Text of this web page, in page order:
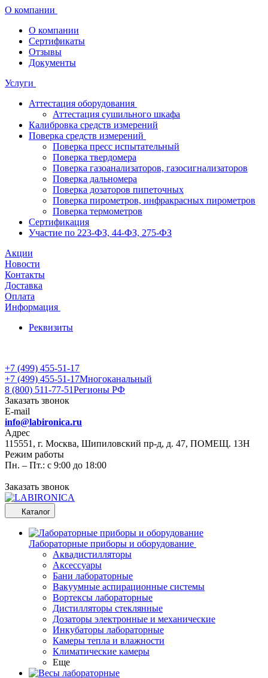
О компании
О компании
Сертификаты
Отзывы
Документы
Услуги
Аттестация оборудования
Аттестация сушильного шкафа
Калибровка средств измерений
Поверка средств измерений
Поверка пресс испытательный
Поверка твердомера
Поверка газоанализаторов, газосигнализаторов
Поверка дальномера
Поверка дозаторов пипеточных
Поверка пирометров, инфракрасных пирометров
Поверка термометров
Сертификация
Участие по 223-ФЗ, 44-ФЗ, 275-ФЗ
Акции
Новости
Контакты
Доставка
Оплата
Информация
Реквизиты
+7 (499) 455-51-17
+7 (499) 455-51-17Многоканальный
8 (800) 511-77-51Регионы РФ
Заказать звонок
E-mail
info@labironica.ru
Адрес
115551, г. Москва, Шипиловский пр-д, д. 47, ПОМЕЩ. 13Н
Режим работы
Пн. – Пт.: с 9:00 до 18:00
Заказать звонок
Каталог
Лабораторные приборы и оборудование
Аквадистилляторы
Аксессуары
Бани лабораторные
Вакуумные аспирационные системы
Вортексы лабораторные
Дистилляторы стеклянные
Дозаторы электронные и механические
Инкубаторы лабораторные
Камеры тепла и влажности
Климатические камеры
Еще